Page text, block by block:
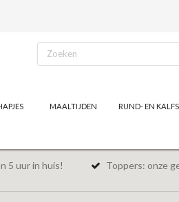
MAALTIJDEN RUND- EN
5 uur in huis! Toppers: onze